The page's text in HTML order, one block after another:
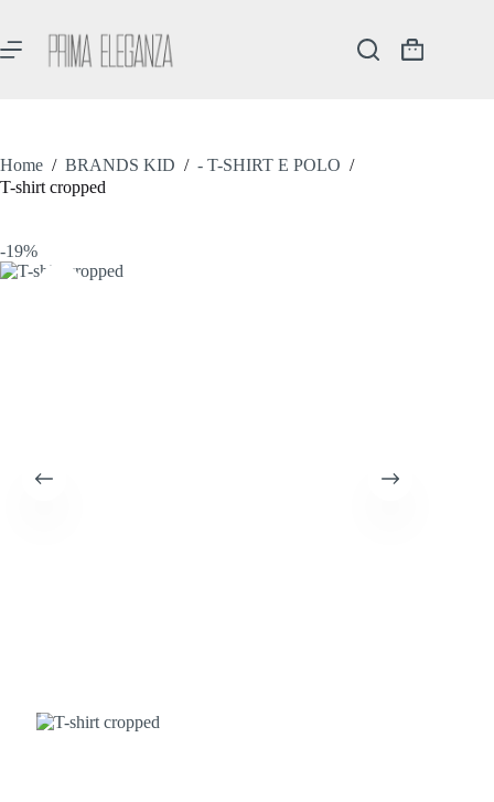
contenuto
Carrello
Home / BRANDS KID / - T-SHIRT E POLO /
T-shirt cropped
-19%